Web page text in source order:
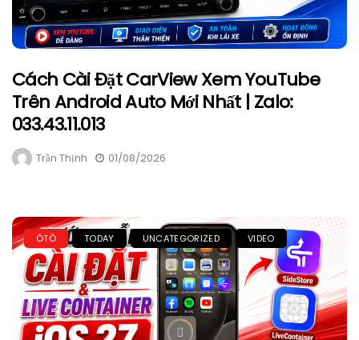
Cách Cài Đặt CarView Xem YouTube
Trên Android Auto Mới Nhất | Zalo:
033.43.11.013
Trần Thịnh 01/08/2026
ÔTÔ TODAY UNCATEGORIZED VIDEO